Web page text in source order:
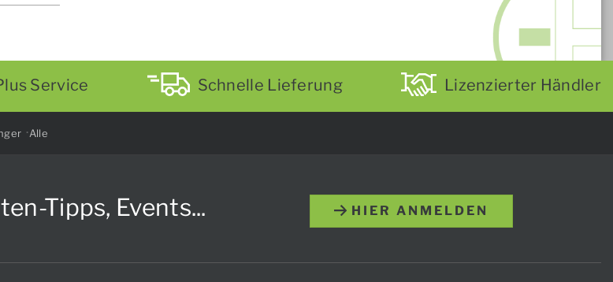
Service Schnelle Lieferung Lizenzierter Händler
Alle
Tipps, Events... HIER ANMELDEN